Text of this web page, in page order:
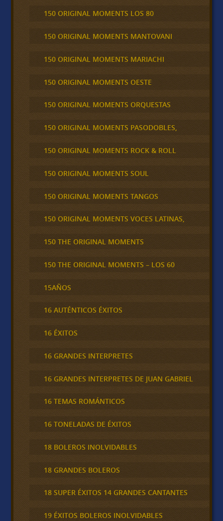
150 ORIGINAL MOMENTS LOS 80
150 ORIGINAL MOMENTS MANTOVANI
150 ORIGINAL MOMENTS MARIACHI
150 ORIGINAL MOMENTS OESTE
150 ORIGINAL MOMENTS ORQUESTAS
150 ORIGINAL MOMENTS PASODOBLES,
150 ORIGINAL MOMENTS ROCK & ROLL
150 ORIGINAL MOMENTS SOUL
150 ORIGINAL MOMENTS TANGOS
150 ORIGINAL MOMENTS VOCES LATINAS,
150 THE ORIGINAL MOMENTS
150 THE ORIGINAL MOMENTS – LOS 60
15AÑOS
16 AUTÉNTICOS ÉXITOS
16 ÉXITOS
16 GRANDES INTERPRETES
16 GRANDES INTERPRETES DE JUAN GABRIEL
16 TEMAS ROMÁNTICOS
16 TONELADAS DE ÉXITOS
18 BOLEROS INOLVIDABLES
18 GRANDES BOLEROS
18 SUPER ÉXITOS 14 GRANDES CANTANTES
19 ÉXITOS BOLEROS INOLVIDABLES